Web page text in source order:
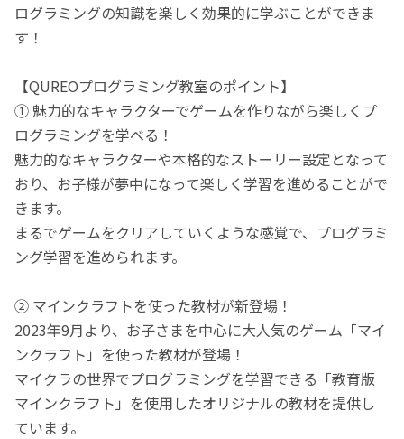
ログラミングの知識を楽しく効果的に学ぶことができま
す！
【QUREOプログラミング教室のポイント】
① 魅力的なキャラクターでゲームを作りながら楽しくプ
ログラミングを学べる！
魅力的なキャラクターや本格的なストーリー設定となって
おり、お子様が夢中になって楽しく学習を進めることがで
きます。
まるでゲームをクリアしていくような感覚で、プログラミ
ング学習を進められます。
② マインクラフトを使った教材が新登場！
2023年9月より、お子さまを中心に大人気のゲーム「マイ
ンクラフト」を使った教材が登場！
マイクラの世界でプログラミングを学習できる「教育版
マインクラフト」を使用したオリジナルの教材を提供し
ています。